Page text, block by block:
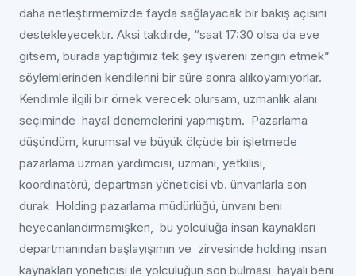
daha netleştirmemizde fayda sağlayacak bir bakış açısını
destekleyecektir. Aksi takdirde, “saat 17:30 olsa da eve
gitsem, burada yaptığımız tek şey işvereni zengin etmek”
söylemlerinden kendilerini bir süre sonra alıkoyamıyorlar.
Kendimle ilgili bir örnek verecek olursam, uzmanlık alanı
seçiminde hayal denemelerini yapmıştım. Pazarlama
düşündüm, kurumsal ve büyük ölçüde bir işletmede
pazarlama uzman yardımcısı, uzmanı, yetkilisi,
koordinatörü, departman yöneticisi vb. ünvanlarla son
durak Holding pazarlama müdürlüğü, ünvanı beni
heyecanlandırmamışken, bu yolculuğa insan kaynakları
departmanından başlayışımın ve zirvesinde holding insan
kaynakları yöneticisi ile yolculuğun son bulması hayali beni